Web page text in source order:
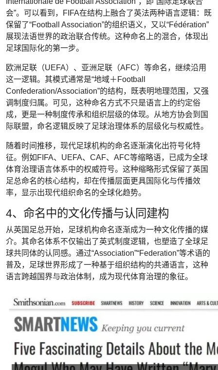
会”。可以看到，FIFA在结构上融合了英法两种语言逻辑：既
保留了“Football Association”的组织语义，又以“Fédération”
展现法语世界的政治联合传统。这种命名上的混合，体现出
足球国际化的第一步。
欧洲足联（UEFA）、亚洲足联（AFC）等命名，继续沿用
这一逻辑。其模式通常是“地域＋Football
Confederation/Association”的结构，既表明地理范围，又强
调制度归属。可见，这种命名方式不只是语言上的约定俗
成，更是一种制度传承和组织层级的体现。从地方协会到国
际联盟，命名逻辑反映了足球治理体系的层级化与权威性。
随着时间推移，现代足球机构的命名逐渐演化出符号化特
征。例如FIFA、UEFA、CAF、AFC等缩略语，已成为全球
体育治理语言体系中的权威符号。这种缩略形式保留了英国
足总命名的核心结构，却在传播层面更具国际化与传播效
率，显示出现代组织命名的全球化趋势。
4、命名中的文化传播与认同建构
从英国足总开始，足球机构命名逐渐成为一种文化传播的媒
介。其命名体系不仅输出了英式制度逻辑，也塑造了全球足
球共同体的认同感。通过“Association”“Federation”等术语的
普及，足球世界形成了一种基于组织结构的共通语言，这种
语言跨越国界与政治体制，成为现代体育治理的象征。